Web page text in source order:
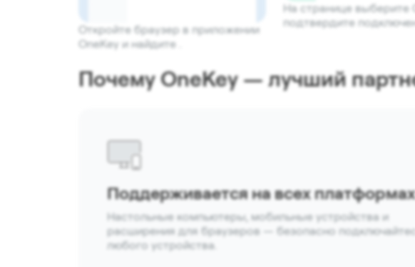
Откройте браузер в приложении
OneKey и найдите .
На странице выберите
подтвердите
Почему OneKey — лучший
Поддерживается на всех платформах
Настольные компьютеры, мобильные устройства и
расширения для браузеров — безопасно
любого устройства.